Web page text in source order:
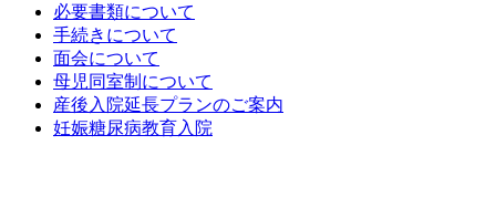
必要書類について
手続きについて
面会について
母児同室制について
産後入院延長プランのご案内
妊娠糖尿病教育入院